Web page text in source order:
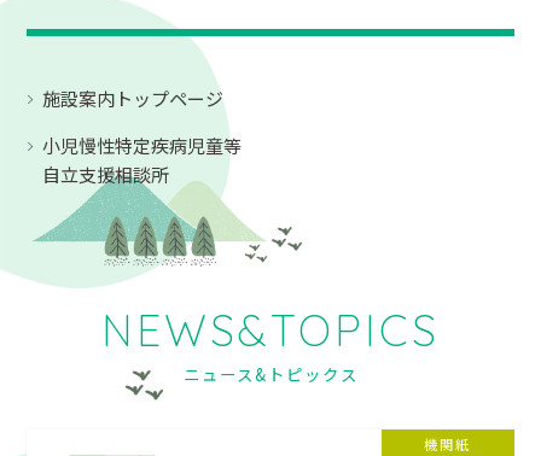
施設案内トップページ
小児慢性特定疾病児童等
自立支援相談所
NEWS&TOPICS
ニュース&トピックス
機関紙